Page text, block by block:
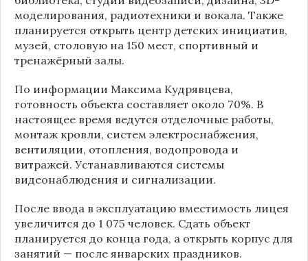
моделирования, радиотехники и вокала. Также
планируется открыть центр детских инициатив,
музей, столовую на 150 мест, спортивный и
тренажёрный залы.
По информации Максима Кудрявцева,
готовность объекта составляет около 70%. В
настоящее время ведутся отделочные работы,
монтаж кровли, систем электроснабжения,
вентиляции, отопления, водопровода и
витражей. Устанавливаются системы
видеонаблюдения и сигнализации.
После ввода в эксплуатацию вместимость лицея
увеличится до 1 075 человек. Сдать объект
планируется до конца года, а открыть корпус для
занятий — после январских праздников.